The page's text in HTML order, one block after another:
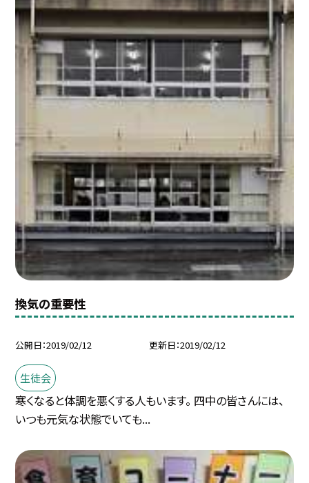
換気の重要性
公開日 2019/02/12 更新日 2019/02/12
生徒会
寒くなると体調を悪くする人もいます。 四中の皆さんには、
いつも元気な状態でいても...